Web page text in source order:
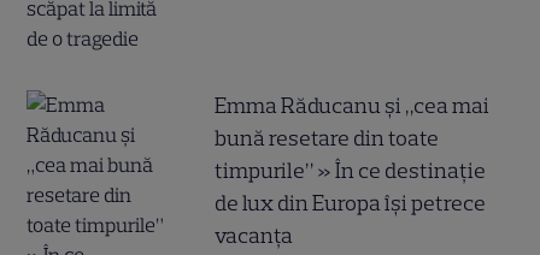
Emma Răducanu și „cea mai
bună resetare din toate
timpurile” » În ce destinație
de lux din Europa își petrece
vacanța